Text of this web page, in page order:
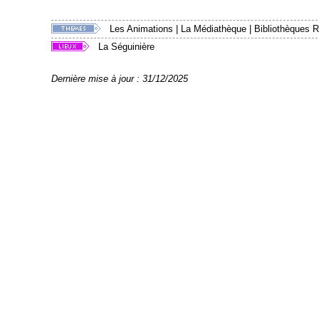
Les Animations La Médiathèque
Bibliothèques
La Séguinière
Dernière mise à jour : 31/12/2025